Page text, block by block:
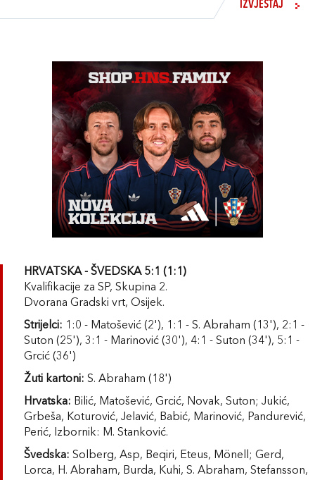
IZVJEŠTAJ
HRVATSKA - ŠVEDSKA 5:1 (1:1)
Kvalifikacije za SP, Skupina 2.
Dvorana Gradski vrt, Osijek.
Strijelci: 1:0 - Matošević (2'), 1:1 - S. Abraham (13'), 2:1 -
Suton (25'), 3:1 - Marinović (30'), 4:1 - Suton (34'), 5:1 -
Grcić (36')
Žuti kartoni: S. Abraham (18')
Hrvatska: Bilić, Matošević, Grcić, Novak, Suton; Jukić,
Grbeša, Koturović, Jelavić, Babić, Marinović, Pandurević,
Perić, Izbornik: M. Stanković.
Švedska: Solberg, Asp, Beqiri, Eteus, Mönell; Gerd,
Lorca, H. Abraham, Burda, Kuhi, S. Abraham, Stefansson,